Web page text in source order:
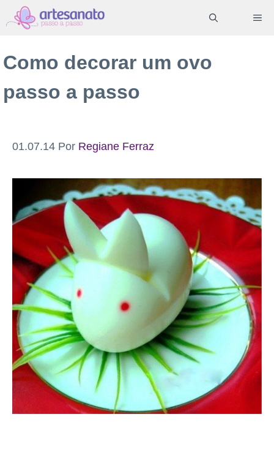
Pular
para
conteúdo
Como decorar um ovo
passo a passo
01.07.14 Por Regiane Ferraz